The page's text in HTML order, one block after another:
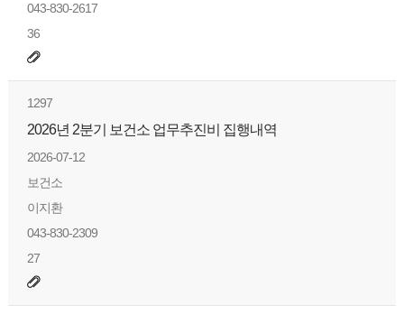
043-830-2617
36
1297
2026년 2분기 보건소 업무추진비 집행내역
2026-07-12
보건소
이지환
043-830-2309
27